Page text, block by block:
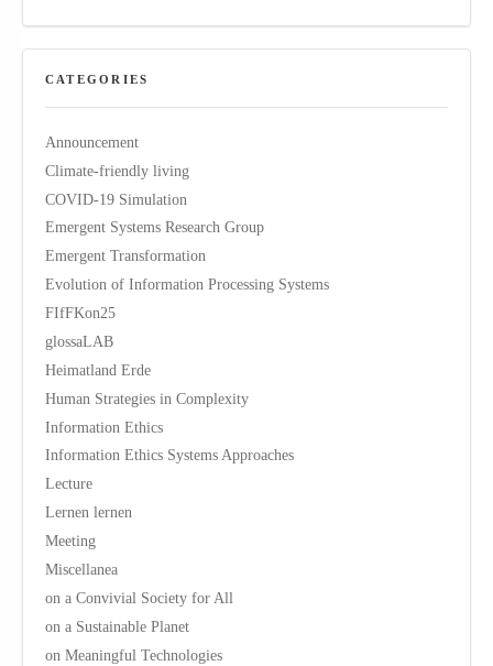
CATEGORIES
Announcement
Climate-friendly living
COVID-19 Simulation
Emergent Systems Research Group
Emergent Transformation
Evolution of Information Processing Systems
FIfFKon25
glossaLAB
Heimatland Erde
Human Strategies in Complexity
Information Ethics
Information Ethics Systems Approaches
Lecture
Lernen lernen
Meeting
Miscellanea
on a Convivial Society for All
on a Sustainable Planet
on Meaningful Technologies